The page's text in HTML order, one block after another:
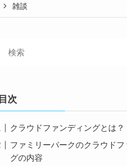
雑談
目次
クラウドファンディングとは？
ファミリーパークのクラウドフ
グの内容